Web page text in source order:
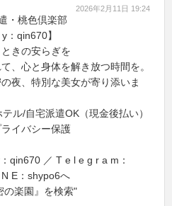
2026年2月11日 19:24
・桃色倶楽部
：qin670】
きの安らぎを
、心と身体を解き放つ時間を。
夜、特別な美女が寄り添いま
ル/自宅派遣OK（現金後払い）
イバシー保護
qin670 ／ T e l e g r a m：
E：shypo6へ
の楽園』を検索"